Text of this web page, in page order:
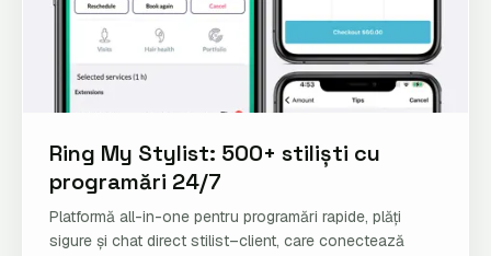
Ring My Stylist: 500+ stiliști cu
programări 24/7
Platformă all-in-one pentru programări rapide, plăți
sigure și chat direct stilist–client, care conectează